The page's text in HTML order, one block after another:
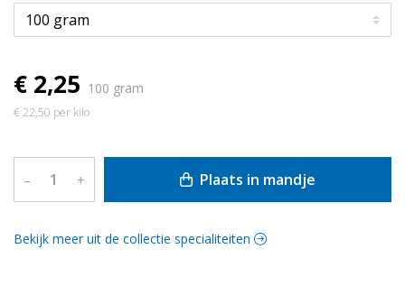
€ 2,25 100 gram
€ 22,50 per kilo
– + Plaats in mandje
Bekijk meer uit de collectie specialiteiten